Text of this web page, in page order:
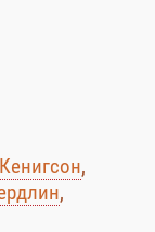
,
,